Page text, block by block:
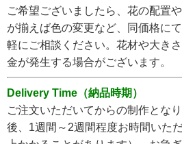
ご希望ございましたら、花の配置
が揃えば色の変更など、同価格に
軽にご相談ください。花材や大き
金が発生する場合がございます。
Delivery Time（納品時期）
ご注文いただいてからの制作とな
後、1週間～2週間程度お時間いた